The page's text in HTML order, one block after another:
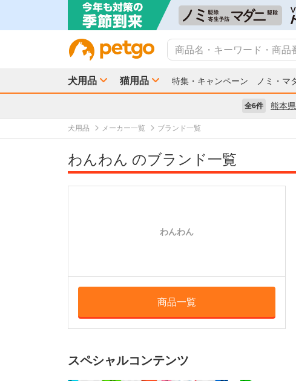
犬用品 猫用品 特集・キャンペーン ノミ・マ
全6件 熊本
犬用品 メーカー一覧 ブランド一覧
わんわん のブランド一覧
わんわん
商品一覧
スペシャルコンテンツ